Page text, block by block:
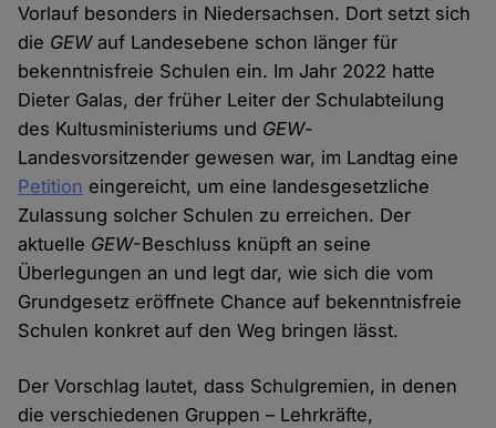
Vorlauf besonders in Niedersachsen. Dort setzt sich
die GEWauf Landesebene schon länger für
bekenntnisfreie Schulen ein. Im Jahr 2022 hatte
Dieter Galas, der früher Leiter der Schulabteilung
des Kultusministeriums und GEW-
Landesvorsitzender gewesen war, im Landtag eine
Petition eingereicht, um eine landesgesetzliche
Zulassung solcher Schulen zu erreichen. Der
aktuelle GEW-Beschluss knüpft an seine
Überlegungen an und legt dar, wie sich die vom
Grundgesetz eröffnete Chance auf bekenntnisfreie
Schulen konkret auf den Weg bringen lässt.
Der Vorschlag lautet, dass Schulgremien, in denen
die verschiedenen Gruppen – Lehrkräfte,